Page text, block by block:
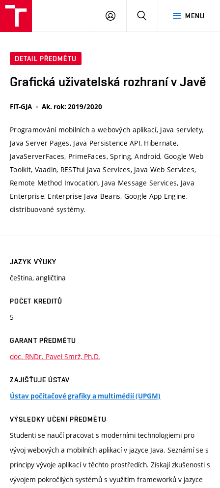
MENU
PŘIHLÁSIT
DETAIL PŘEDMĚTU
Grafická uživatelská rozhraní v Javě
FIT-GJA Ak. rok: 2019/2020
Programování mobilních a webových aplikací, Java servlety,
Java Server Pages, Java Persistence API, Hibernate,
JavaServerFaces, PrimeFaces, Spring, Android, Google Web
Toolkit, Vaadin, RESTful Java Services, Java Web Services,
Remote Method Invocation, Java Message Services, Java
Enterprise, Enterprise Java Beans, Google App Engine,
distribuované systémy.
JAZYK VÝUKY
čeština, angličtina
POČET KREDITŮ
5
GARANT PŘEDMĚTU
doc. RNDr. Pavel Smrž, Ph.D.
ZAJIŠŤUJE ÚSTAV
Ústav počítačové grafiky a multimédií (UPGM)
VÝSLEDKY UČENÍ PŘEDMĚTU
Studenti se naučí pracovat s moderními technologiemi pro
vývoj webových a mobilních aplikací v jazyce Java. Seznámí se s
principy vývoje aplikací v těchto prostředích. Získají zkušenosti s
vývojem pokročilých systémů s využitím frameworků v jazyce